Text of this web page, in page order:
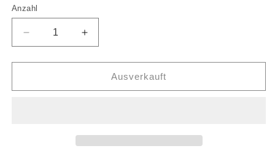
Anzahl
Verringere
die
Menge
【Asamimi-
Erhöhen
Sie
die
Menge
für
Sticker
Ausverkauft